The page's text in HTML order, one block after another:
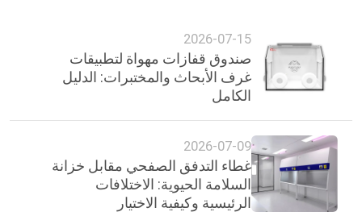
2026-07-15
صندوق قفازات مهواة لتطبيقات
غرف الأبحاث والمختبرات: الدليل
الكامل
2026-07-09
غطاء التدفق الصفحي مقابل خزانة
السلامة الحيوية: الاختلافات
الرئيسية وكيفية الاختيار